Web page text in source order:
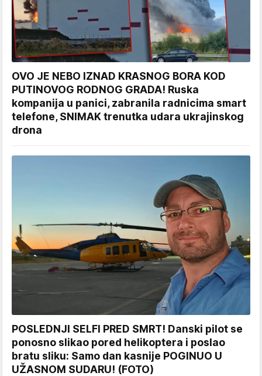
OVO JE NEBO IZNAD KRASNOG BORA KOD
PUTINOVOG RODNOG GRADA! Ruska
kompanija u panici, zabranila radnicima smart
telefone, SNIMAK trenutka udara ukrajinskog
drona
POSLEDNJI SELFI PRED SMRT! Danski pilot se
ponosno slikao pored helikoptera i poslao
bratu sliku: Samo dan kasnije POGINUO U
UŽASNOM SUDARU! (FOTO)